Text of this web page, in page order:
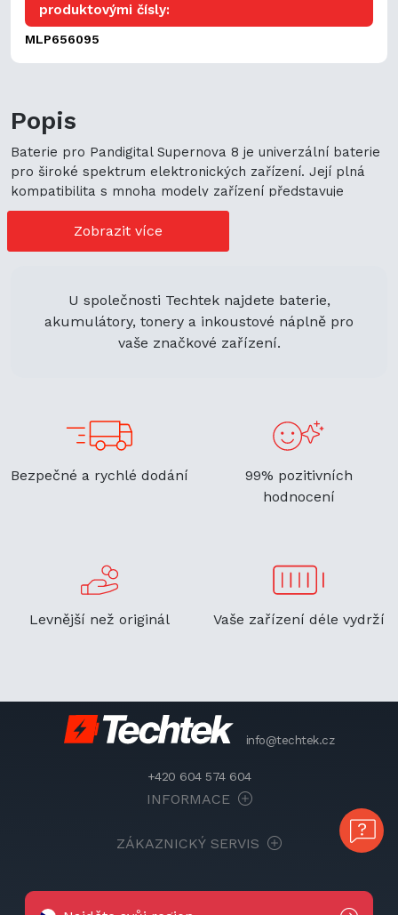
produktovými čísly:
MLP656095
Popis
Baterie pro Pandigital Supernova 8 je univerzální baterie
pro široké spektrum elektronických zařízení. Její plná
kompatibilita s mnoha modely zařízení představuje
cenově výhodné možnosti nákupu. Její univerzální použití
navíc podporuje ekologickou udržitelnost a zaručuje
flexibilitu.
Zobrazit více
U společnosti Techtek najdete baterie,
akumulátory, tonery a inkoustové náplně pro
vaše značkové zařízení.
Bezpečné a rychlé dodání
99% pozitivních
hodnocení
Levnější než originál Vaše zařízení déle vydrží
info@techtek.cz
+420 604 574 604
INFORMACE
ZÁKAZNICKÝ SERVIS